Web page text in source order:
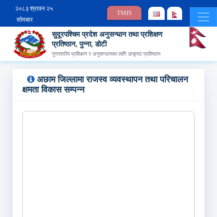
२०८३ श्रावन २५
सोमबार
TMIS
सुदूरपश्चिम प्रदेश अनुसन्धान तथा प्रशिक्षण
प्रतिष्ठान, पुन्ना, डोटी
गुणस्तरीय प्रशिक्षण र अनुसन्धानका लागि उत्कृस्ट प्रतिष्ठान
अछाम जिल्‍लामा राजस्व व्यवस्थापन तथा परिचालन
क्षमता विकास सम्‍पन्‍न